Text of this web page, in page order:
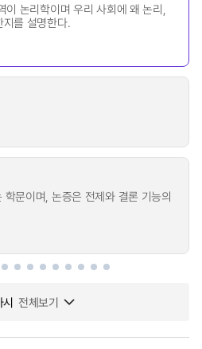
논리학이며 우리 사회에 왜 논리,
를 설명한다.
문이며, 논증은 전제와 결론 기능의
시 전체보기